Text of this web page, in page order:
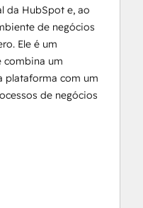
da HubSpot e, ao
de negócios
Ele é um
combina um
plataforma com um
de negócios